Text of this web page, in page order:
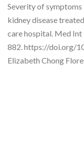
Severity of
kidney disease
care hospital. Med
882. https://doi.org/
Elizabeth Chong